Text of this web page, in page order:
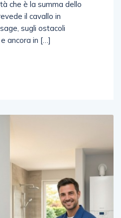
che è la summa dello
il cavallo in
sugli ostacoli
ancora in […]